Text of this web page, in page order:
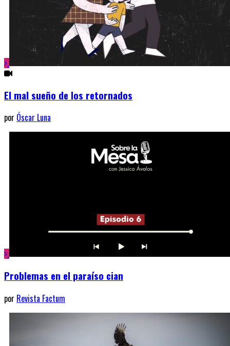
El mal sueño de los retornados
por Óscar Luna
Problemas en el paraíso cian
por Revista Factum